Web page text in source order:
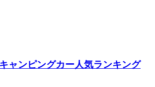
キャンピングカー人気ランキング